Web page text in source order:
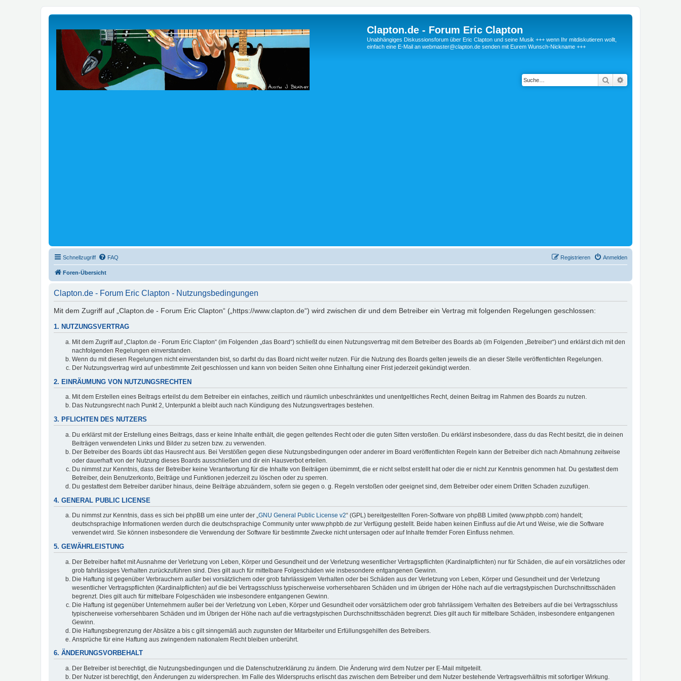
Clapton.de - Forum Eric Clapton
Unabhängiges Diskussionsforum über Eric Clapton und seine Musik +++ wenn Ihr mitdiskutieren wollt,
einfach eine E-Mail an webmaster@clapton.de senden mit Eurem Wunsch-Nickname +++
Suche
Schnellzugriff FAQ Anmelden
Registrieren
Foren-Übersicht
Clapton.de - Forum Eric Clapton - Nutzungsbedingungen
Mit dem Zugriff auf „Clapton.de - Forum Eric Clapton“ („https://www.clapton.de“) wird zwischen dir und dem Betreiber ein Vertrag mit folgenden Regelungen geschlossen:
1. NUTZUNGSVERTRAG
Mit dem Zugriff auf „Clapton.de - Forum Eric Clapton“ (im Folgenden „das Board“) schließt du einen Nutzungsvertrag mit dem Betreiber des Boards ab (im Folgenden „Betreiber“) und erklärst dich mit den
nachfolgenden Regelungen einverstanden.
Wenn du mit diesen Regelungen nicht einverstanden bist, so darfst du das Board nicht weiter nutzen. Für die Nutzung des Boards gelten jeweils die an dieser Stelle veröffentlichten Regelungen.
Der Nutzungsvertrag wird auf unbestimmte Zeit geschlossen und kann von beiden Seiten ohne Einhaltung einer Frist jederzeit gekündigt werden.
2. EINRÄUMUNG VON NUTZUNGSRECHTEN
Mit dem Erstellen eines Beitrags erteilst du dem Betreiber ein einfaches, zeitlich und räumlich unbeschränktes und unentgeltliches Recht, deinen Beitrag im Rahmen des Boards zu nutzen.
Das Nutzungsrecht nach Punkt 2, Unterpunkt a bleibt auch nach Kündigung des Nutzungsvertrages bestehen.
3. PFLICHTEN DES NUTZERS
Du erklärst mit der Erstellung eines Beitrags, dass er keine Inhalte enthält, die gegen geltendes Recht oder die guten Sitten verstoßen. Du erklärst insbesondere, dass du das Recht besitzt, die in deinen
Beiträgen verwendeten Links und Bilder zu setzen bzw. zu verwenden.
Der Betreiber des Boards übt das Hausrecht aus. Bei Verstößen gegen diese Nutzungsbedingungen oder anderer im Board veröffentlichten Regeln kann der Betreiber dich nach Abmahnung zeitweise
oder dauerhaft von der Nutzung dieses Boards ausschließen und dir ein Hausverbot erteilen.
Du nimmst zur Kenntnis, dass der Betreiber keine Verantwortung für die Inhalte von Beiträgen übernimmt, die er nicht selbst erstellt hat oder die er nicht zur Kenntnis genommen hat. Du gestattest dem
Betreiber, dein Benutzerkonto, Beiträge und Funktionen jederzeit zu löschen oder zu sperren.
Du gestattest dem Betreiber darüber hinaus, deine Beiträge abzuändern, sofern sie gegen o. g. Regeln verstoßen oder geeignet sind, dem Betreiber oder einem Dritten Schaden zuzufügen.
4. GENERAL PUBLIC LICENSE
Du nimmst zur Kenntnis, dass es sich bei phpBB um eine unter der „GNU General Public License v2“ (GPL) bereitgestellten Foren-Software von phpBB Limited (www.phpbb.com) handelt;
deutschsprachige Informationen werden durch die deutschsprachige Community unter www.phpbb.de zur Verfügung gestellt. Beide haben keinen Einfluss auf die Art und Weise, wie die Software
verwendet wird. Sie können insbesondere die Verwendung der Software für bestimmte Zwecke nicht untersagen oder auf Inhalte fremder Foren Einfluss nehmen.
5. GEWÄHRLEISTUNG
Der Betreiber haftet mit Ausnahme der Verletzung von Leben, Körper und Gesundheit und der Verletzung wesentlicher Vertragspflichten (Kardinalpflichten) nur für Schäden, die auf ein vorsätzliches oder
grob fahrlässiges Verhalten zurückzuführen sind. Dies gilt auch für mittelbare Folgeschäden wie insbesondere entgangenen Gewinn.
Die Haftung ist gegenüber Verbrauchern außer bei vorsätzlichem oder grob fahrlässigem Verhalten oder bei Schäden aus der Verletzung von Leben, Körper und Gesundheit und der Verletzung
wesentlicher Vertragspflichten (Kardinalpflichten) auf die bei Vertragsschluss typischerweise vorhersehbaren Schäden und im übrigen der Höhe nach auf die vertragstypischen Durchschnittsschäden
begrenzt. Dies gilt auch für mittelbare Folgeschäden wie insbesondere entgangenen Gewinn.
Die Haftung ist gegenüber Unternehmern außer bei der Verletzung von Leben, Körper und Gesundheit oder vorsätzlichem oder grob fahrlässigem Verhalten des Betreibers auf die bei Vertragsschluss
typischerweise vorhersehbaren Schäden und im Übrigen der Höhe nach auf die vertragstypischen Durchschnittsschäden begrenzt. Dies gilt auch für mittelbare Schäden, insbesondere entgangenen
Gewinn.
Die Haftungsbegrenzung der Absätze a bis c gilt sinngemäß auch zugunsten der Mitarbeiter und Erfüllungsgehilfen des Betreibers.
Ansprüche für eine Haftung aus zwingendem nationalem Recht bleiben unberührt.
6. ÄNDERUNGSVORBEHALT
Der Betreiber ist berechtigt, die Nutzungsbedingungen und die Datenschutzerklärung zu ändern. Die Änderung wird dem Nutzer per E-Mail mitgeteilt.
Der Nutzer ist berechtigt, den Änderungen zu widersprechen. Im Falle des Widerspruchs erlischt das zwischen dem Betreiber und dem Nutzer bestehende Vertragsverhältnis mit sofortiger Wirkung.